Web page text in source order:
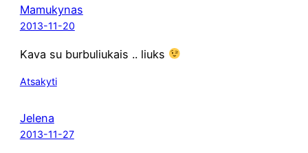
Mamukynas
2013-11-20
Kava su bur­bu­liu­kais .. liuks
Atsakyti
Jelena
2013-11-27